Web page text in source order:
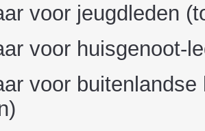
voor jeugdleden
voor huisgenoot-
voor buitenlandse